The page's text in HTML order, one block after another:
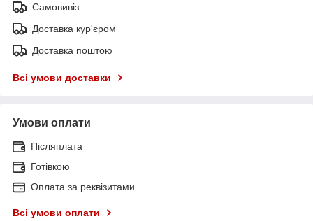
Самовивіз
Доставка кур'єром
Доставка поштою
Всі умови доставки
Умови оплати
Післяплата
Готівкою
Оплата за реквізитами
Всі умови оплати